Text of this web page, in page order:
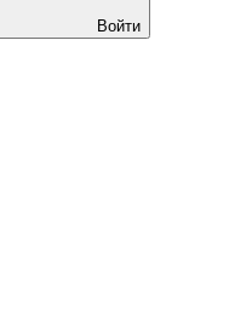
Войти